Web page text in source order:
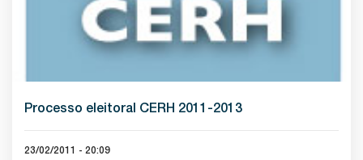
Processo eleitoral CERH 2011-2013
23/02/2011 - 20:09